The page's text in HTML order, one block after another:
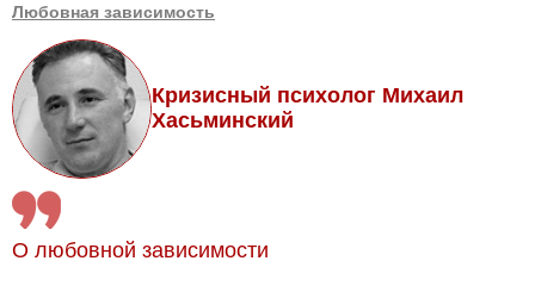
Любовная зависимость
Кризисный психолог Михаил
Хасьминский
О любовной зависимости